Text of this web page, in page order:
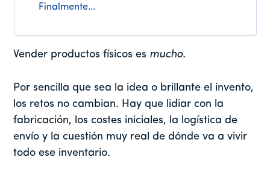
Finalmente...
Vender productos físicos es mucho.
Por sencilla que sea la idea o brillante el invento,
los retos no cambian. Hay que lidiar con la
fabricación, los costes iniciales, la logística de
envío y la cuestión muy real de dónde va a vivir
todo ese inventario.